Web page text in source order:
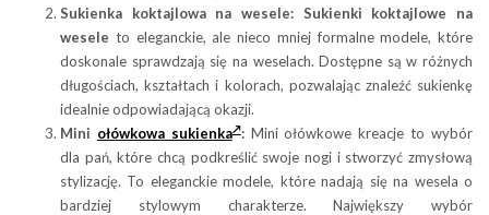
Sukienka koktajlowa na wesele: Sukienki koktajlowe na
wesele to eleganckie, ale nieco mniej formalne modele, które
doskonale sprawdzają się na weselach. Dostępne są w różnych
długościach, kształtach i kolorach, pozwalając znaleźć sukienkę
idealnie odpowiadającą okazji.
Mini ołówkowa sukienka :Mini ołówkowe kreacje to wybór
dla pań, które chcą podkreślić swoje nogi i stworzyć zmysłową
stylizację. To eleganckie modele, które nadają się na wesela o
bardziej stylowym charakterze. Największy wybór